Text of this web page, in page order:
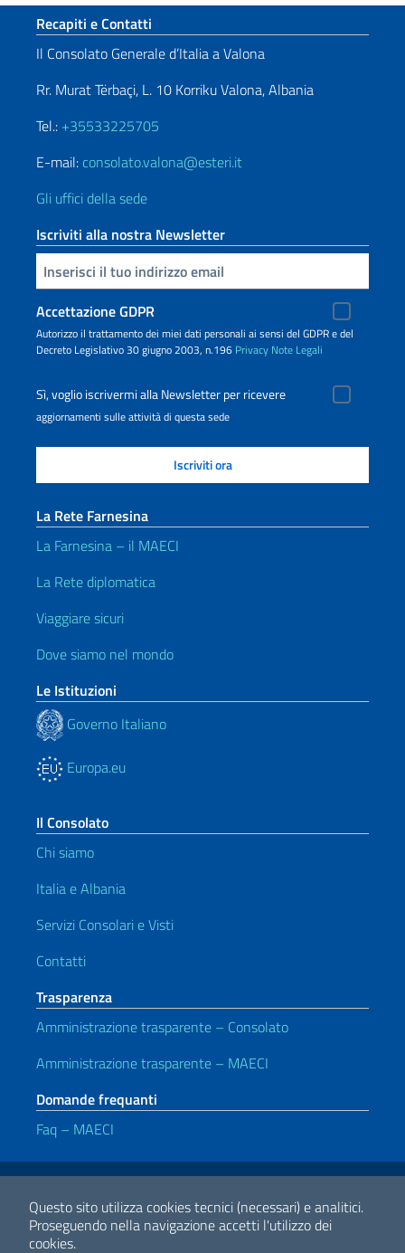
Questo sito utilizza cookies tecnici (necessari) e analitici.
Proseguendo nella navigazione accetti l'utilizzo dei
cookies.
Sezione footer
Recapiti e Contatti
Il Consolato Generale d’Italia a Valona
Rr. Murat Tërbaçi, L. 10 Korriku Valona, Albania
Tel.: +35533225705
E-mail: consolato.valona@esteri.it
Gli uffici della sede
Iscriviti alla nostra Newsletter
Inserisci la tua email
Accettazione GDPR
Autorizzo il trattamento dei miei dati personali ai sensi del GDPR e del
Decreto Legislativo 30 giugno 2003, n.196 Privacy Note Legali
Sì, voglio iscrivermi alla Newsletter per ricevere
aggiornamenti sulle attività di questa sede
La Rete Farnesina
La Farnesina – il MAECI
La Rete diplomatica
Viaggiare sicuri
Dove siamo nel mondo
Le Istituzioni
Governo Italiano
Europa.eu
Il Consolato
Chi siamo
Italia e Albania
Servizi Consolari e Visti
Contatti
Trasparenza
Amministrazione trasparente – Consolato
Amministrazione trasparente – MAECI
Domande frequanti
Faq – MAECI
Link Utili